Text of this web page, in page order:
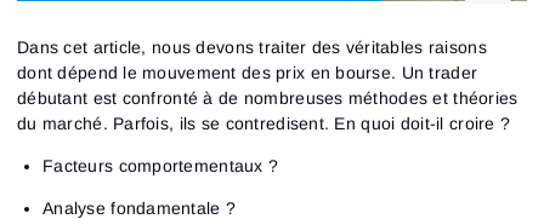
Dans cet article, nous devons traiter des véritables raisons
dont dépend le mouvement des prix en bourse. Un trader
débutant est confronté à de nombreuses méthodes et théories
du marché. Parfois, ils se contredisent. En quoi doit-il croire ?
Facteurs comportementaux ?
Analyse fondamentale ?